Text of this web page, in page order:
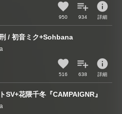
950 934
info
詳細
/ 初音ミク+Sohbana
516 638
info
詳細
SV+花隈千冬『CAMPAIGNR』